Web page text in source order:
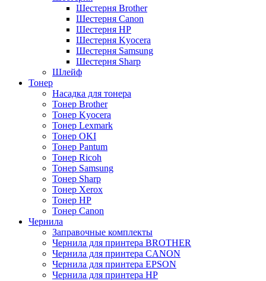
Шестерня Brother
Шестерня Canon
Шестерня HP
Шестерня Kyocera
Шестерня Samsung
Шестерня Sharp
Шлейф
Тонер
Насадка для тонера
Тонер Brother
Тонер Kyocera
Тонер Lexmark
Тонер OKI
Тонер Pantum
Тонер Ricoh
Тонер Samsung
Тонер Sharp
Тонер Xerox
Тонер НР
Тонер Саnon
Чернила
Заправочные комплекты
Чернила для принтера BROTHER
Чернила для принтера CANON
Чернила для принтера EPSON
Чернила для принтера HP